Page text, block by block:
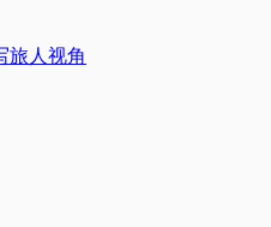
旅人视角